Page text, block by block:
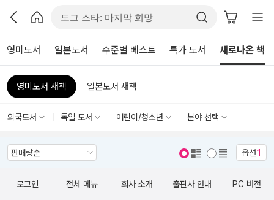
영미도서 일본도서 수준별 베스트 특가 도서 새로나온 책
영미도서 새책 일본도서 새책
외국도서 독일 도서 어린이/청소년 분야 선택
옵션1
로그인 전체 메뉴 회사 소개 출판사 안내 PC 버전